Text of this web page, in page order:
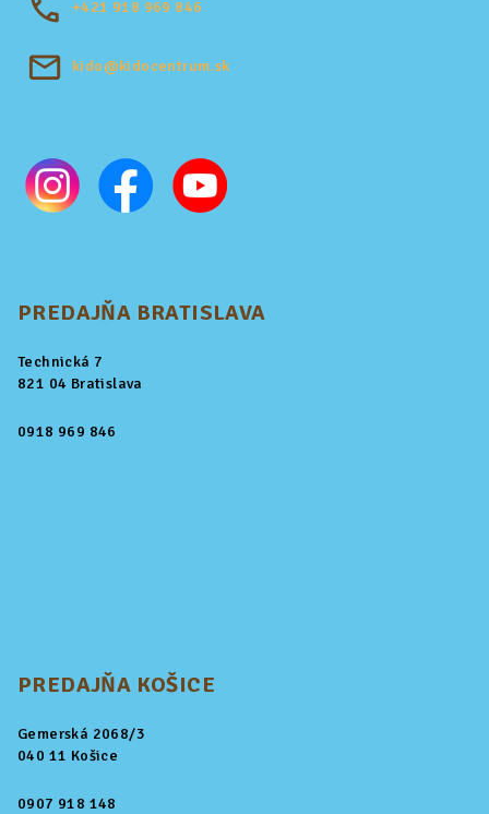
+421 918 969 846
kido@kidocentrum.sk
PREDAJŇA BRATISLAVA
Technická 7
821 04 Bratislava
0918 969 846
PREDAJŇA KOŠICE
Gemerská 2068/3
040 11 Košice
0907 918 148